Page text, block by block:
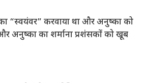
“स्वयंवर” करवाया था और अनुष्का को
अनुष्का का शर्माना प्रशंसकों को खूब